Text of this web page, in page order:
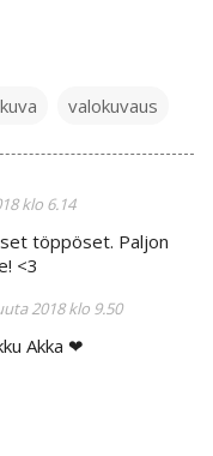
valokuvaus
klo 6.14
töppöset. Paljon
<3
2018 klo 9.50
Akka ❤